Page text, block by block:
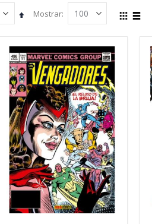
Fijar
Descendente
Mostrar
Ver